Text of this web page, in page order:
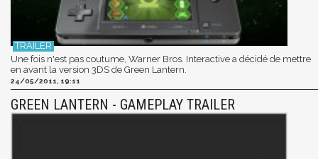
Une fois n'est pas coutume, Warner Bros. Interactive a décidé de mettre
en avant la version 3DS de Green Lantern.
24/05/2011, 19:11
GREEN LANTERN - GAMEPLAY TRAILER